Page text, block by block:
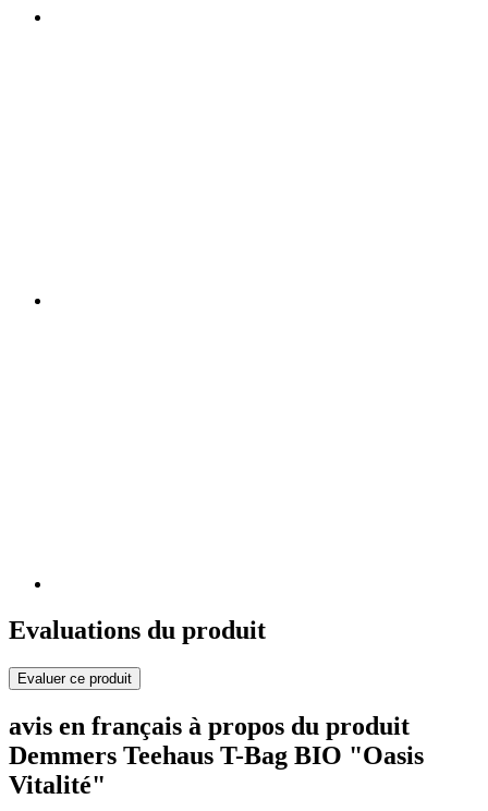
Evaluations du produit
Evaluer ce produit
avis en français à propos du produit
Demmers Teehaus T-Bag BIO "Oasis
Vitalité"